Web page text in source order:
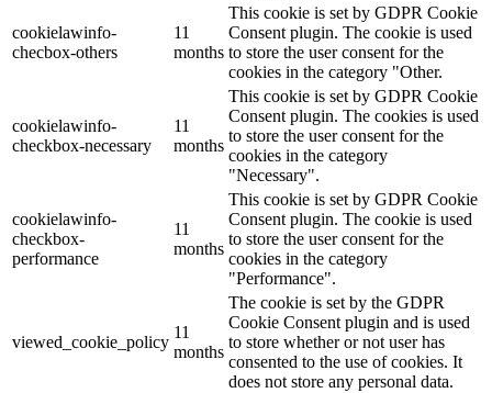
cookielawinfo-
checbox-others
11
months
This cookie is set by GDPR Cookie
Consent plugin. The cookie is used
to store the user consent for the
cookies in the category "Other.
cookielawinfo-
checkbox-necessary
11
months
This cookie is set by GDPR Cookie
Consent plugin. The cookies is used
to store the user consent for the
cookies in the category
"Necessary".
cookielawinfo-
checkbox-
performance
11
months
This cookie is set by GDPR Cookie
Consent plugin. The cookie is used
to store the user consent for the
cookies in the category
"Performance".
viewed_cookie_policy
11
months
The cookie is set by the GDPR
Cookie Consent plugin and is used
to store whether or not user has
consented to the use of cookies. It
does not store any personal data.